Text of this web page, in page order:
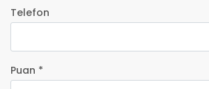
Telefon
Puan *